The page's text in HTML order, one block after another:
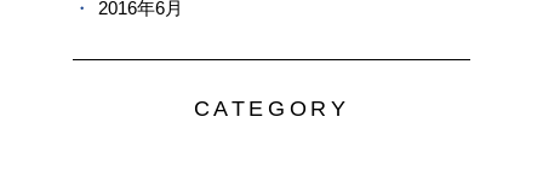
2016年6月
CATEGORY